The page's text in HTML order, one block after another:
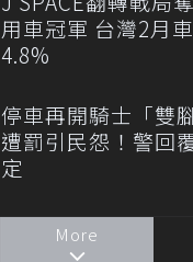
用車冠軍 台灣2月
4.8%
停車再開騎士「雙
遭罰引民怨！警回
定
More